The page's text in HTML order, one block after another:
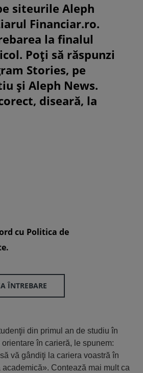
siteurile Aleph
Financiar.ro.
la finalul
Poți să răspunzi
Stories, pe
și Aleph News.
diseară, la
cu Politica de
ÎNTREBARE
din primul an de studiu în
în carieră, le spunem:
vă gândiţi la cariera voastră în
Contează mai mult ca